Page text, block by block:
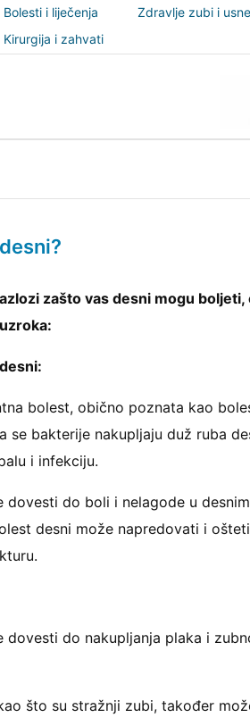
Bolesti i liječenja
Zdravlje zubi i usne
Kirurgija i zahvati
zašto vas desni mogu boljeti,
bolest, obično poznata kao
se bakterije nakupljaju duž ruba
i infekciju.
dovesti do boli i nelagode u
desni može napredovati i
do nakupljanja plaka i
što su stražnji zubi, također